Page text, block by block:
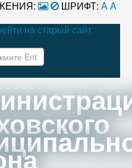
ШРИФТ: AA
на старый сайт